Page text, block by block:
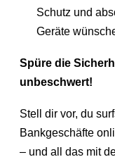
Schutz und
Geräte
Spüre die
unbeschwert!
Stell dir vor, du
Bankgeschäfte
– und all das mit